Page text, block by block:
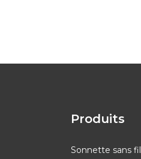
Produits
Sonnette sans fil